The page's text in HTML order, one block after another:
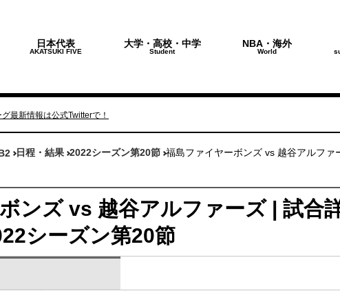
日本代表
AKATSUKI FIVE
大学・高校・中学
Student
NBA・海外
World
最新情報は公式Twitterで！
日程・結果 2022シーズン第20節 福島ファイヤーボンズ vs 越谷アルファ
ンズ vs 越谷アルファーズ | 試合
シーズン第20節